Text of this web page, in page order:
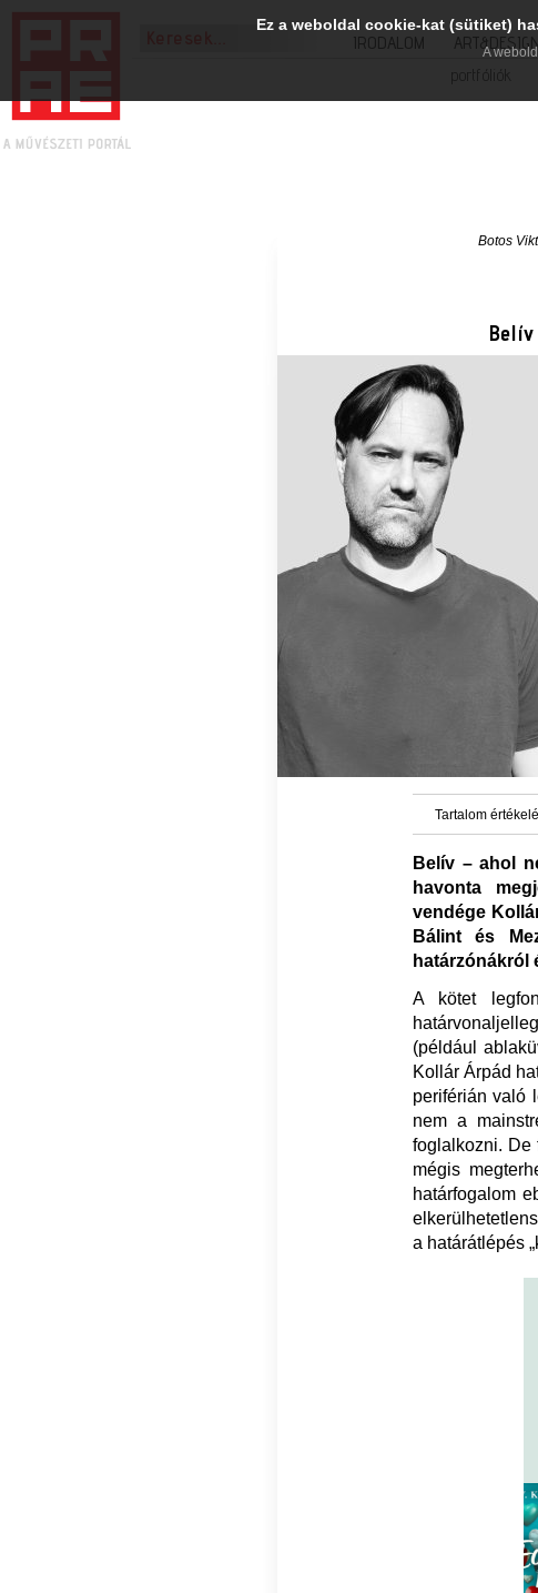
IRODALOM
portfóliók
Botos
Tartalom
Belív – ahol
havonta
vendége
Bálint és
határzónákról
A kötet
(például
Kollár Árpád
periférián való
nem a
foglalkozni. De
mégis
határfogalom
a határátlépés
Ez a weboldal cookie-kat (sütiket)
A